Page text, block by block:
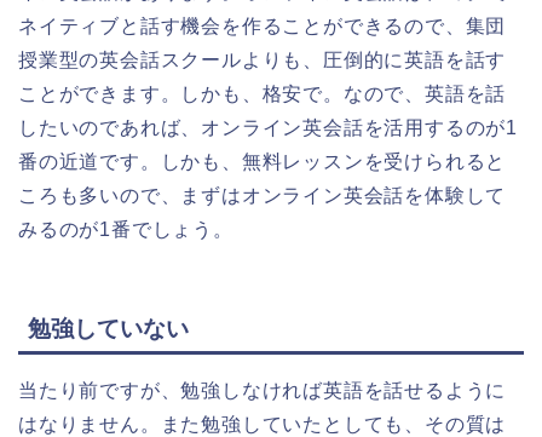
ネイティブと話す機会を作ることができるので、集団
授業型の英会話スクールよりも、圧倒的に英語を話す
ことができます。しかも、格安で。なので、英語を話
したいのであれば、オンライン英会話を活用するのが1
番の近道です。しかも、無料レッスンを受けられると
ころも多いので、まずはオンライン英会話を体験して
みるのが1番でしょう。
勉強していない
当たり前ですが、勉強しなければ英語を話せるように
はなりません。また勉強していたとしても、その質は